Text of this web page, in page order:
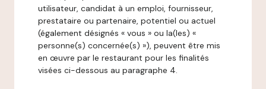
utilisateur, candidat à un emploi, fournisseur,
prestataire ou partenaire, potentiel ou actuel
(également désignés « vous » ou la(les) «
personne(s) concernée(s) »), peuvent être mis
en œuvre par le restaurant pour les finalités
visées ci-dessous au paragraphe 4.